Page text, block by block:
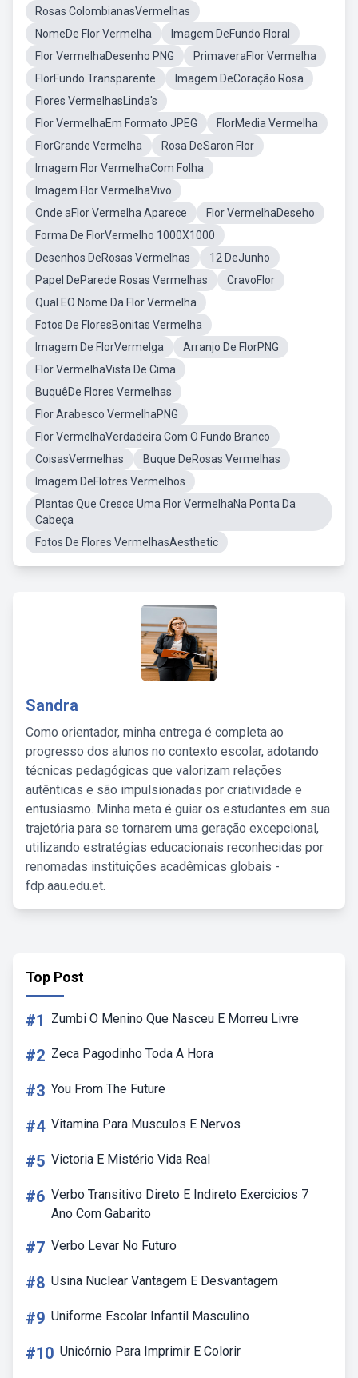
Rosas ColombianasVermelhas
NomeDe Flor Vermelha
Imagem DeFundo Floral
Flor VermelhaDesenho PNG
PrimaveraFlor Vermelha
FlorFundo Transparente
Imagem DeCoração Rosa
Flores VermelhasLinda's
Flor VermelhaEm Formato JPEG
FlorMedia Vermelha
FlorGrande Vermelha
Rosa DeSaron Flor
Imagem Flor VermelhaCom Folha
Imagem Flor VermelhaVivo
Onde aFlor Vermelha Aparece
Flor VermelhaDeseho
Forma De FlorVermelho 1000X1000
Desenhos DeRosas Vermelhas
12 DeJunho
Papel DeParede Rosas Vermelhas
CravoFlor
Qual EO Nome Da Flor Vermelha
Fotos De FloresBonitas Vermelha
Imagem De FlorVermelga
Arranjo De FlorPNG
Flor VermelhaVista De Cima
BuquêDe Flores Vermelhas
Flor Arabesco VermelhaPNG
Flor VermelhaVerdadeira Com O Fundo Branco
CoisasVermelhas
Buque DeRosas Vermelhas
Imagem DeFlotres Vermelhos
Plantas Que Cresce Uma Flor VermelhaNa Ponta Da
Cabeça
Fotos De Flores VermelhasAesthetic
Sandra
Como orientador, minha entrega é completa ao
progresso dos alunos no contexto escolar, adotando
técnicas pedagógicas que valorizam relações
autênticas e são impulsionadas por criatividade e
entusiasmo. Minha meta é guiar os estudantes em sua
trajetória para se tornarem uma geração excepcional,
utilizando estratégias educacionais reconhecidas por
renomadas instituições acadêmicas globais -
fdp.aau.edu.et.
Top Post
#1 Zumbi O Menino Que Nasceu E Morreu Livre
#2 Zeca Pagodinho Toda A Hora
#3 You From The Future
#4 Vitamina Para Musculos E Nervos
#5 Victoria E Mistério Vida Real
#6 Verbo Transitivo Direto E Indireto Exercicios 7
Ano Com Gabarito
#7 Verbo Levar No Futuro
#8 Usina Nuclear Vantagem E Desvantagem
#9 Uniforme Escolar Infantil Masculino
#10 Unicórnio Para Imprimir E Colorir